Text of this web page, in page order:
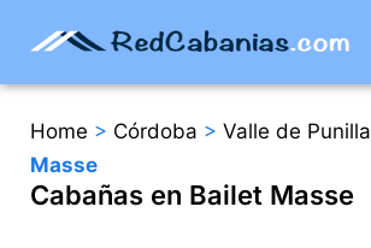
Home > Córdoba > Valle de Punilla
Masse
Cabañas en Bailet Masse